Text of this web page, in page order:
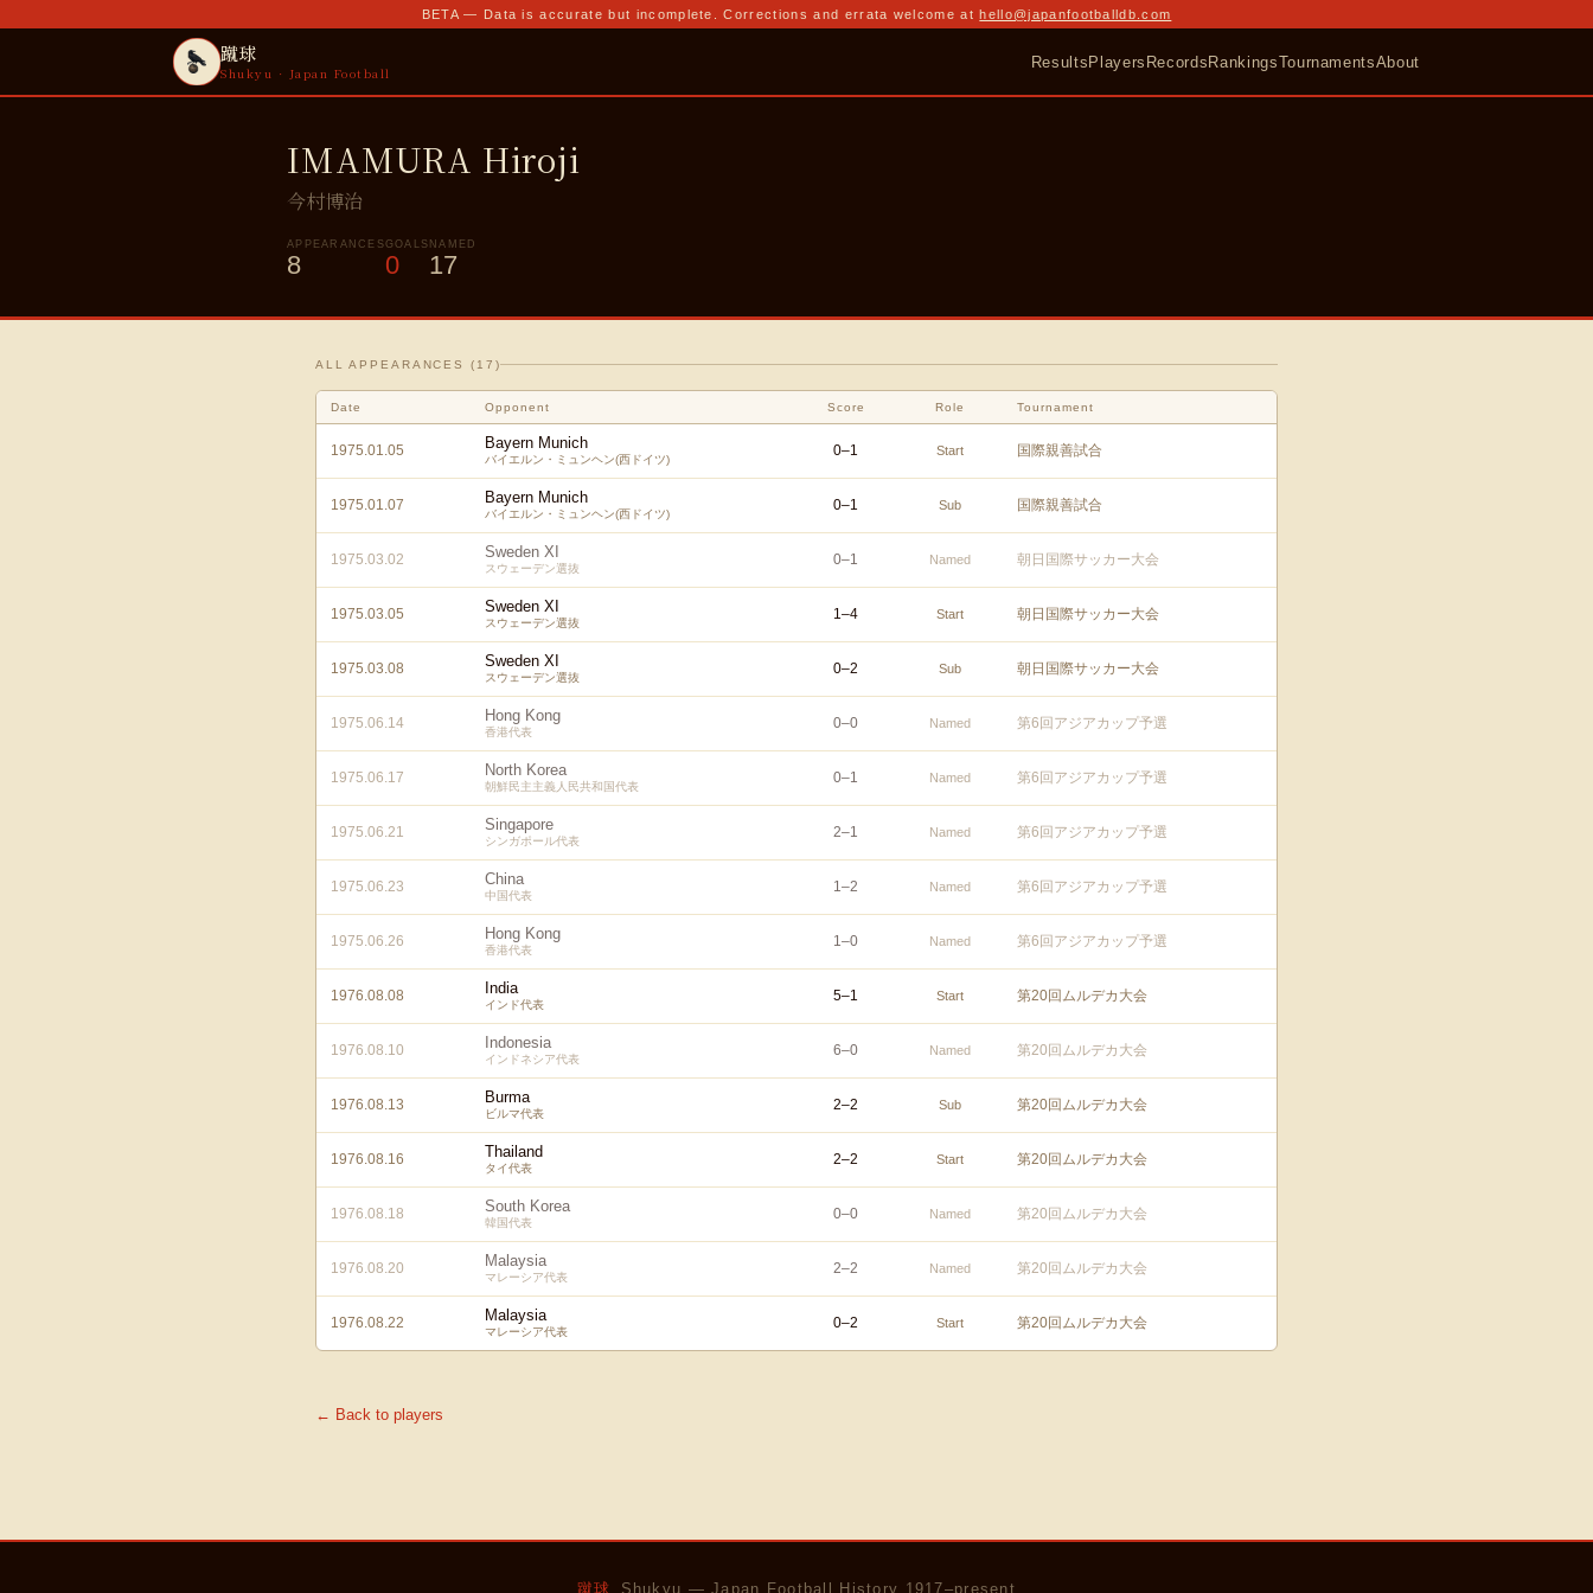
BETA — Data is accurate but incomplete. Corrections and errata welcome at hello@japanfootballdb.com
蹴球
Shukyu · Japan Football
ResultsPlayers RecordsRankingsTournamentsAbout
IMAMURA Hiroji
今村博治
APPEARANCES
8
GOALS
0
NAMED
17
ALL APPEARANCES ( 17 )
Date Opponent Score Role Tournament
1975.01.05 Bayern Munich
バイエルン・ミュンヘン(西ドイツ)
0–1 Start 国際親善試合
1975.01.07 Bayern Munich
バイエルン・ミュンヘン(西ドイツ)
0–1 Sub 国際親善試合
1975.03.02 Sweden XI
スウェーデン選抜
0–1 Named 朝日国際サッカー大会
1975.03.05 Sweden XI
スウェーデン選抜
1–4 Start 朝日国際サッカー大会
1975.03.08 Sweden XI
スウェーデン選抜
0–2 Sub 朝日国際サッカー大会
1975.06.14 Hong Kong
香港代表
0–0 Named 第6回アジアカップ予選
1975.06.17 North Korea
朝鮮民主主義人民共和国代表
0–1 Named 第6回アジアカップ予選
1975.06.21 Singapore
シンガポール代表
2–1 Named 第6回アジアカップ予選
1975.06.23 China
中国代表
1–2 Named 第6回アジアカップ予選
1975.06.26 Hong Kong
香港代表
1–0 Named 第6回アジアカップ予選
1976.08.08 India
インド代表
5–1 Start 第20回ムルデカ大会
1976.08.10 Indonesia
インドネシア代表
6–0 Named 第20回ムルデカ大会
1976.08.13 Burma
ビルマ代表
2–2 Sub 第20回ムルデカ大会
1976.08.16 Thailand
タイ代表
2–2 Start 第20回ムルデカ大会
1976.08.18 South Korea
韓国代表
0–0 Named 第20回ムルデカ大会
1976.08.20 Malaysia
マレーシア代表
2–2 Named 第20回ムルデカ大会
1976.08.22 Malaysia
マレーシア代表
0–2 Start 第20回ムルデカ大会
← Back to players
蹴球 Shukyu — Japan Football History 1917–present